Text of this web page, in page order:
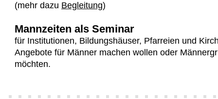
(mehr dazu Begleitung)
Mannzeiten als Seminar
für Institutionen, Bildungshäuser, Pfarreien und
Angebote für Männer machen wollen oder
möchten.